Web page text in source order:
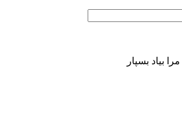
مرا بیاد بسپار